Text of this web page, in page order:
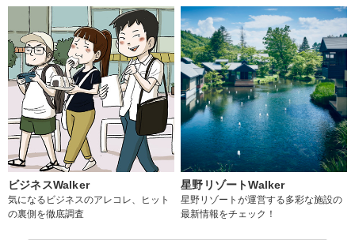
ビジネスWalker
気になるビジネスのアレコレ、ヒット
の裏側を徹底調査
星野リゾートWalker
星野リゾートが運営する多彩な施設の
最新情報をチェック！